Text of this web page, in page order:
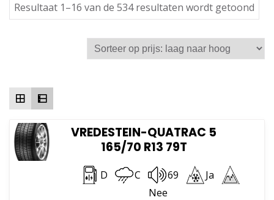
Resultaat 1–16 van de 534 resultaten wordt getoond
op
laag
VREDESTEIN-QUATRAC 5
165/70 R13 79T
D C 69
Ja
Nee